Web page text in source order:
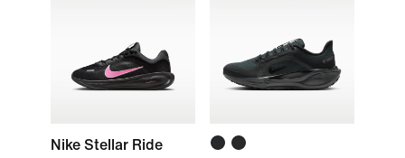
Nike Stellar Ride